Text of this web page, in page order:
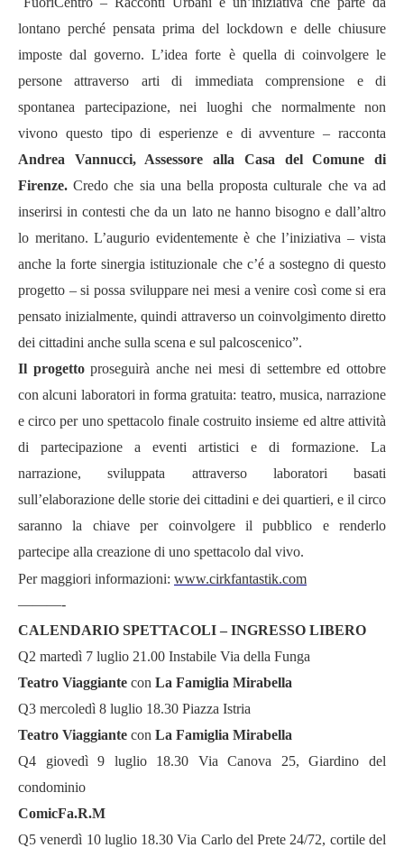
lontano perché pensata prima del lockdown e delle chiusure
imposte dal governo. L’idea forte è quella di coinvolgere le
persone attraverso arti di immediata comprensione e di
spontanea partecipazione, nei luoghi che normalmente non
vivono questo tipo di esperienze e di avventure – racconta
Andrea Vannucci, Assessore alla Casa del Comune di
Firenze. Credo che sia una bella proposta culturale che va ad
inserirsi in contesti che da un lato ne hanno bisogno e dall’altro
lo meritano. L’augurio evidentemente è che l’iniziativa – vista
anche la forte sinergia istituzionale che c’é a sostegno di questo
progetto – si possa sviluppare nei mesi a venire così come si era
pensato inizialmente, quindi attraverso un coinvolgimento diretto
dei cittadini anche sulla scena e sul palcoscenico”.
Il progettoproseguirà anche nei mesi di settembre ed ottobre
con alcuni laboratori in forma gratuita: teatro, musica, narrazione
e circo per uno spettacolo finale costruito insieme ed altre attività
di partecipazione a eventi artistici e di formazione. La
narrazione, sviluppata attraverso laboratori basati
sull’elaborazione delle storie dei cittadini e dei quartieri, e il circo
saranno la chiave per coinvolgere il pubblico e renderlo
partecipe alla creazione di uno spettacolo dal vivo.
Per maggiori informazioni: www.cirkfantastik.com
———-
CALENDARIO SPETTACOLI – INGRESSO LIBERO
Q2 martedì 7 luglio 21.00 Instabile Via della Funga
Teatro Viaggiante con La Famiglia Mirabella
Q3 mercoledì 8 luglio 18.30 Piazza Istria
Teatro Viaggiante con La Famiglia Mirabella
Q4 giovedì 9 luglio 18.30 Via Canova 25, Giardino del
condominio
ComicFa.R.M
Q5 venerdì 10 luglio 18.30 Via Carlo del Prete 24/72, cortile del